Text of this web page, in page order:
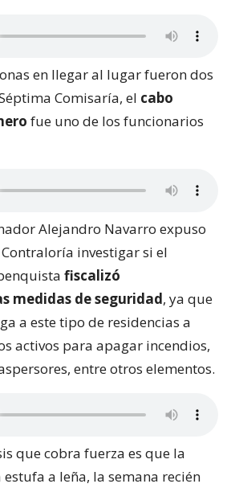
en llegar al lugar fueron dos
Comisaría, el cabo
fue uno de los funcionarios
Alejandro Navarro expuso
investigar si el
fiscalizó
medidas de seguridad, ya que
a este tipo de residencias a
activos para apagar incendios,
entre otros elementos.
que cobra fuerza es que la
a leña, la semana recién